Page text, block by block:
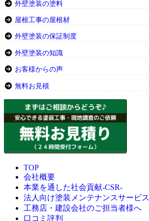
外壁塗装の塗料
屋根工事の屋根材
外壁塗装の保証制度
外壁塗装の知識
お客様からの声
無料お見積
TOP
会社概要
本業を通した社会貢献-CSR-
法人向け塗装メンテナンスサービス
工務店・建設会社のご担当者様へ
口コミ評判